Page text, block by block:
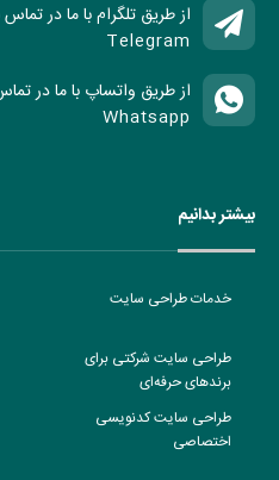
از طریق تلگرام با ما در تماس
Telegram
از طریق واتساپ با ما در
Whatsapp
بیشتر بدانیم
خدمات طراحی سایت
طراحی سایت شرکتی برای
برندهای حرفه‌ای
طراحی سایت کدنویسی
اختصاصی